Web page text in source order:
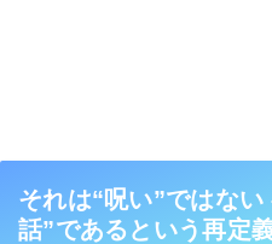
それは“呪い”ではな
話”であるという再定